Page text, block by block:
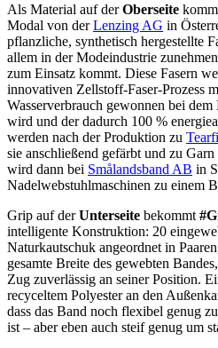
Als Material auf derOberseite
Modal von derLenzing AG in
pflanzliche, synthetisch hergestellte
allem in der Modeindustrie
zum Einsatz kommt. Diese Fasern
innovativen Zellstoff-Faser-Prozess
Wasserverbrauch gewonnen bei
wird und der dadurch 100 %
werden nach der Produktion zu
sie anschließend gefärbt und zu
wird dann bei Smålandsband AB in
Nadelwebstuhlmaschinen zu einem
Grip auf derUnterseite bekommt
intelligente Konstruktion: 20
Naturkautschuk angeordnet in
gesamte Breite des gewebten
Zug zuverlässig an seiner Position.
recyceltem Polyester an den
dass das Band noch flexibel genug
ist – aber eben auch steif genug um